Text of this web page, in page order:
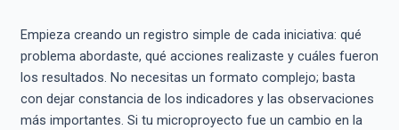
Empieza creando un registro simple de cada iniciativa: qué
problema abordaste, qué acciones realizaste y cuáles fueron
los resultados. No necesitas un formato complejo; basta
con dejar constancia de los indicadores y las observaciones
más importantes. Si tu microproyecto fue un cambio en la